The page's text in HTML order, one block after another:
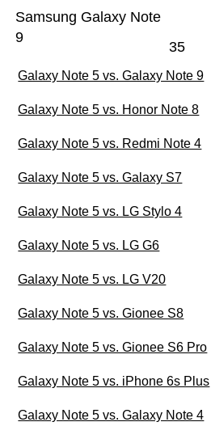
Samsung Galaxy Note
9
35
Galaxy Note 5 vs. Galaxy Note 9
Galaxy Note 5 vs. Honor Note 8
Galaxy Note 5 vs. Redmi Note 4
Galaxy Note 5 vs. Galaxy S7
Galaxy Note 5 vs. LG Stylo 4
Galaxy Note 5 vs. LG G6
Galaxy Note 5 vs. LG V20
Galaxy Note 5 vs. Gionee S8
Galaxy Note 5 vs. Gionee S6 Pro
Galaxy Note 5 vs. iPhone 6s Plus
Galaxy Note 5 vs. Galaxy Note 4